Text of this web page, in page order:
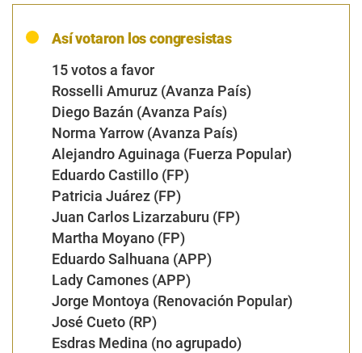
Así votaron los congresistas
15 votos a favor
Rosselli Amuruz (Avanza País)
Diego Bazán (Avanza País)
Norma Yarrow (Avanza País)
Alejandro Aguinaga (Fuerza Popular)
Eduardo Castillo (FP)
Patricia Juárez (FP)
Juan Carlos Lizarzaburu (FP)
Martha Moyano (FP)
Eduardo Salhuana (APP)
Lady Camones (APP)
Jorge Montoya (Renovación Popular)
José Cueto (RP)
Esdras Medina (no agrupado)